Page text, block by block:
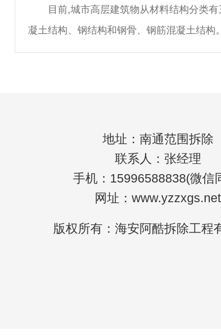
大；1.快:用机械拆除建筑物可以瞬间摧毁，
目前,城市高层建筑物从材料结构分类有
凝土结构、钢结构和钢骨、钢筋混凝土结构
不同,拆除方法也不尽相同,概括起来有以下
地址：南通范围拆除
联系人：张经理
手机：15996588838(微信
网址：www.yzzxgs.net
版权所有：海安阿酷拆除工程